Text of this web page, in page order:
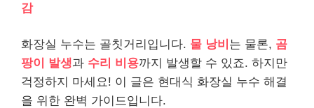
감
화장실 누수는 골칫거리입니다. 물 낭비 는 물론, 곰
팡이 발생과 수리 비용까지 발생할 수 있죠. 하지만
걱정하지 마세요! 이 글은 현대식 화장실 누수 해결
을 위한 완벽 가이드입니다.